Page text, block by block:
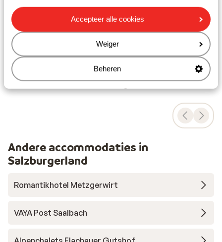
Accepteer alle cookies
Weiger
Beheren
Afstand tot dichtstbijzijnde apotheek circa 1,8
kilometer
Ook interessant voor jou
Andere accommodaties in
Salzburgerland
Romantikhotel Metzgerwirt
VAYA Post Saalbach